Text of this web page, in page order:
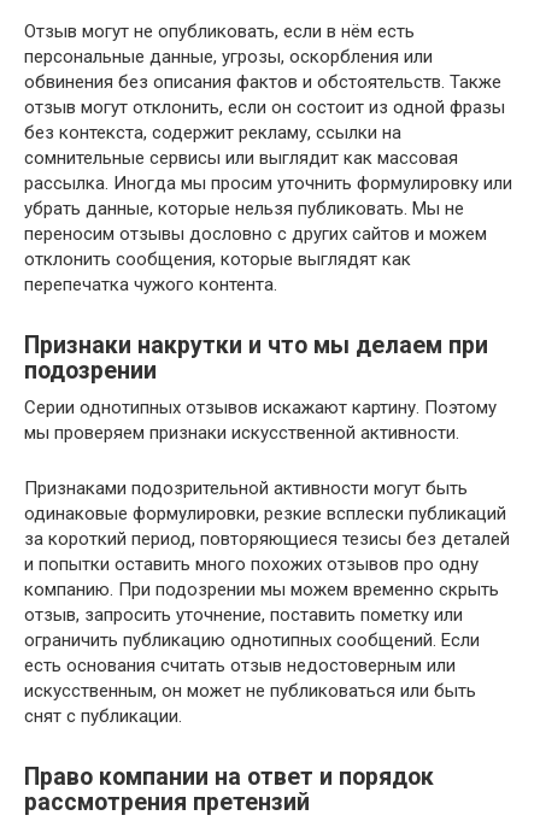
Отзыв могут не опубликовать, если в нём есть
персональные данные, угрозы, оскорбления или
обвинения без описания фактов и обстоятельств. Также
отзыв могут отклонить, если он состоит из одной фразы
без контекста, содержит рекламу, ссылки на
сомнительные сервисы или выглядит как массовая
рассылка. Иногда мы просим уточнить формулировку или
убрать данные, которые нельзя публиковать. Мы не
переносим отзывы дословно с других сайтов и можем
отклонить сообщения, которые выглядят как
перепечатка чужого контента.
Признаки накрутки и что мы делаем при
подозрении
Серии однотипных отзывов искажают картину. Поэтому
мы проверяем признаки искусственной активности.
Признаками подозрительной активности могут быть
одинаковые формулировки, резкие всплески публикаций
за короткий период, повторяющиеся тезисы без деталей
и попытки оставить много похожих отзывов про одну
компанию. При подозрении мы можем временно скрыть
отзыв, запросить уточнение, поставить пометку или
ограничить публикацию однотипных сообщений. Если
есть основания считать отзыв недостоверным или
искусственным, он может не публиковаться или быть
снят с публикации.
Право компании на ответ и порядок
рассмотрения претензий